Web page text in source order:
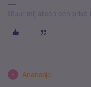
Stuur mij alleen een privé
A Ananasje